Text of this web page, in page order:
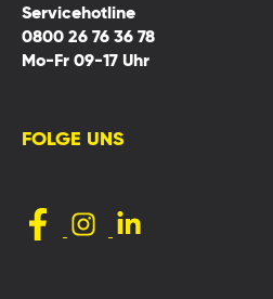
Servicehotline
0800 26 76 36 78
Mo-Fr 09-17 Uhr
FOLGE UNS